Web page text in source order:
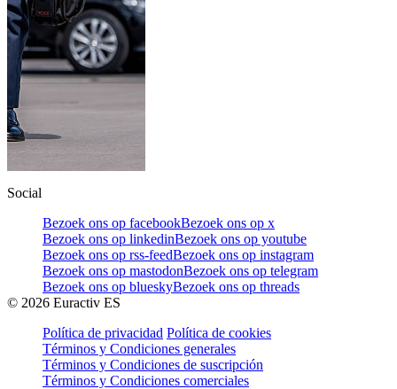
Social
Bezoek ons op facebookBezoek ons op x
Bezoek ons op linkedinBezoek ons op youtube
Bezoek ons op rss-feedBezoek ons op instagram
Bezoek ons op mastodonBezoek ons op telegram
Bezoek ons op blueskyBezoek ons op threads
© 2026 Euractiv ES
Política de privacidad Política de cookies
Términos y Condiciones generales
Términos y Condiciones de suscripción
Términos y Condiciones comerciales